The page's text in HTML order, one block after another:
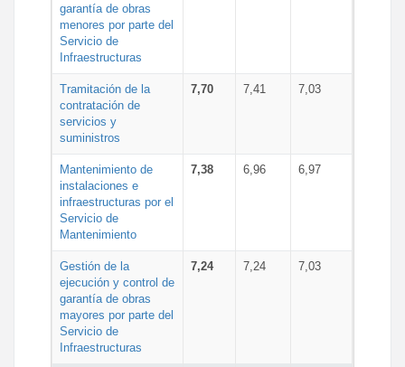
garantía de obras
menores por parte del
Servicio de
Infraestructuras
Tramitación de la
contratación de
servicios y
suministros
7,70 7,41 7,03
Mantenimiento de
instalaciones e
infraestructuras por el
Servicio de
Mantenimiento
7,38 6,96 6,97
Gestión de la
ejecución y control de
garantía de obras
mayores por parte del
Servicio de
Infraestructuras
7,24 7,24 7,03